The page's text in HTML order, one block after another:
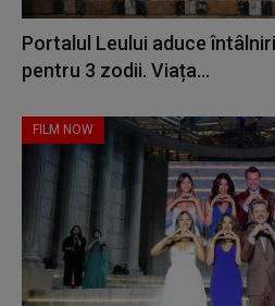
Portalul Leului aduce
pentru 3 zodii. Viața...
FILM NOW